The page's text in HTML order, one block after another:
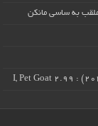
به ساسی مانکن